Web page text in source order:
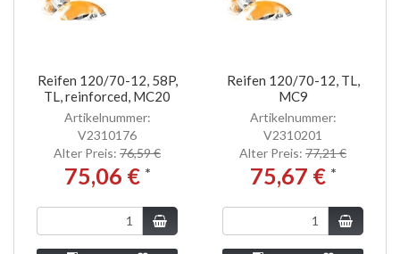
Reifen 120/70-12, 58P,
TL, reinforced, MC20
Artikelnummer:
V2310176
Alter Preis: 76,59 €
75,06 € *
Reifen 120/70-12, TL,
MC9
Artikelnummer:
V2310201
Alter Preis: 77,21 €
75,67 € *